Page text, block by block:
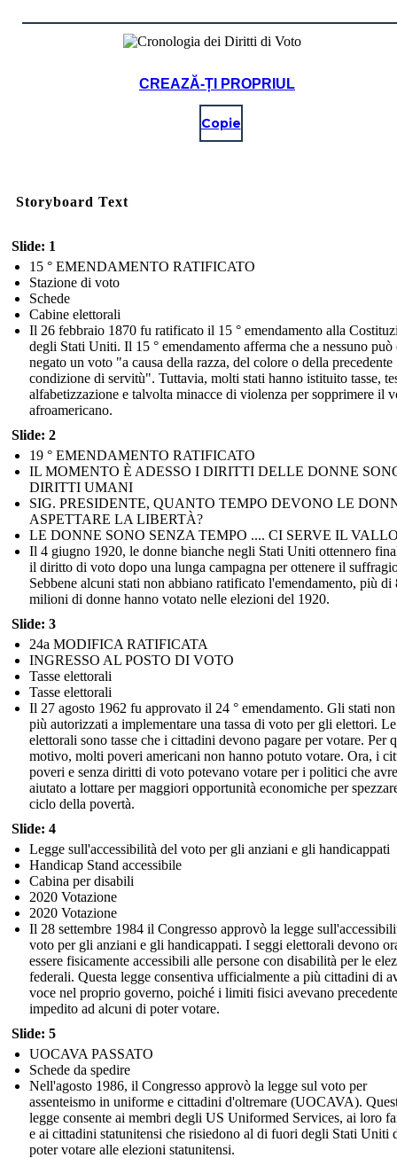
CREAZĂ-ȚI PROPRIUL
Copie
Storyboard Text
Slide: 1
15 ° EMENDAMENTO RATIFICATO
Stazione di voto
Schede
Cabine elettorali
Il 26 febbraio 1870 fu ratificato il 15 ° emendamento alla
degli Stati Uniti. Il 15 ° emendamento afferma che a nessuno può
negato un voto "a causa della razza, del colore o della precedente
condizione di servitù". Tuttavia, molti stati hanno istituito tasse,
alfabetizzazione e talvolta minacce di violenza per sopprimere il
afroamericano.
Slide: 2
19 ° EMENDAMENTO RATIFICATO
IL MOMENTO È ADESSO I DIRITTI DELLE DONNE
DIRITTI UMANI
SIG. PRESIDENTE, QUANTO TEMPO DEVONO LE
ASPETTARE LA LIBERTÀ?
LE DONNE SONO SENZA TEMPO .... CI SERVE IL
Il 4 giugno 1920, le donne bianche negli Stati Uniti ottennero
il diritto di voto dopo una lunga campagna per ottenere il
Sebbene alcuni stati non abbiano ratificato l'emendamento, più di
milioni di donne hanno votato nelle elezioni del 1920.
Slide: 3
24a MODIFICA RATIFICATA
INGRESSO AL POSTO DI VOTO
Tasse elettorali
Tasse elettorali
Il 27 agosto 1962 fu approvato il 24 ° emendamento. Gli stati
più autorizzati a implementare una tassa di voto per gli elettori. Le
elettorali sono tasse che i cittadini devono pagare per votare. Per
motivo, molti poveri americani non hanno potuto votare. Ora, i
poveri e senza diritti di voto potevano votare per i politici che
aiutato a lottare per maggiori opportunità economiche per
ciclo della povertà.
Slide: 4
Legge sull'accessibilità del voto per gli anziani e gli handicappati
Handicap Stand accessibile
Cabina per disabili
2020 Votazione
2020 Votazione
Il 28 settembre 1984 il Congresso approvò la legge
voto per gli anziani e gli handicappati. I seggi elettorali devono
essere fisicamente accessibili alle persone con disabilità per le
federali. Questa legge consentiva ufficialmente a più cittadini di
voce nel proprio governo, poiché i limiti fisici avevano
impedito ad alcuni di poter votare.
Slide: 5
UOCAVA PASSATO
Schede da spedire
Nell'agosto 1986, il Congresso approvò la legge sul voto per
assenteismo in uniforme e cittadini d'oltremare (UOCAVA).
legge consente ai membri degli US Uniformed Services, ai loro
e ai cittadini statunitensi che risiedono al di fuori degli Stati Uniti
poter votare alle elezioni statunitensi.